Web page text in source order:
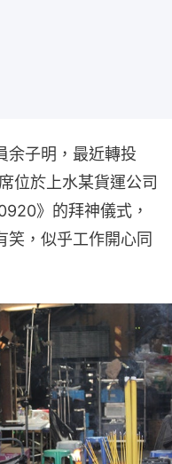
余子明，最近轉投
位於上水某貨運公司
》的拜神儀式，
笑，似乎工作開心同